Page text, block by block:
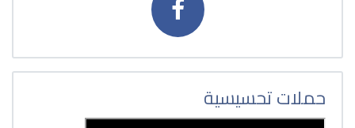
حملات تحسيسية